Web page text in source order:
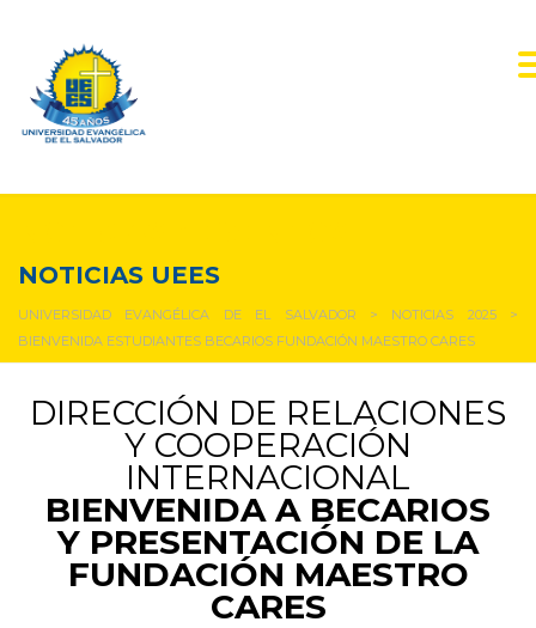
NOTICIAS UEES
UNIVERSIDAD EVANGÉLICA DE EL SALVADOR > NOTICIAS 2025>
BIENVENIDA ESTUDIANTES BECARIOS FUNDACIÓN MAESTRO CARES
DIRECCIÓN DE RELACIONES
Y COOPERACIÓN
INTERNACIONAL
BIENVENIDA A BECARIOS
Y PRESENTACIÓN DE LA
FUNDACIÓN MAESTRO
CARES